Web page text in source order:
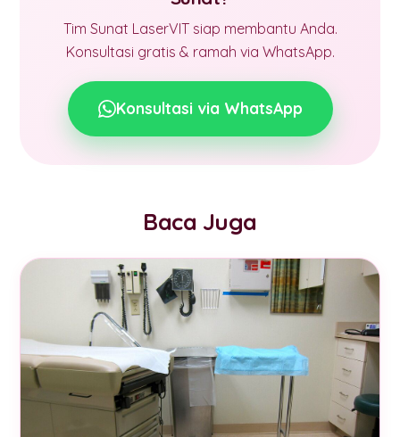
Tim Sunat LaserVIT siap membantu Anda.
Konsultasi gratis & ramah via WhatsApp.
Konsultasi via WhatsApp
Baca Juga